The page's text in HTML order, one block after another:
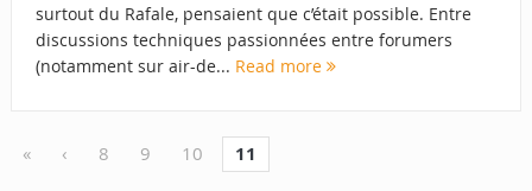
surtout du Rafale, pensaient que c’était possible. Entre
discussions techniques passionnées entre forumers
(notamment sur air-de... Read more
« ‹ 8 9 10 11